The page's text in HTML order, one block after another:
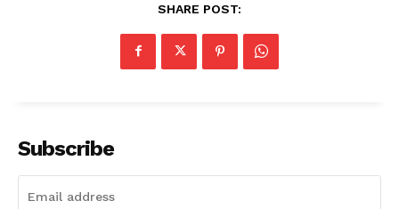
SHARE POST:
Subscribe